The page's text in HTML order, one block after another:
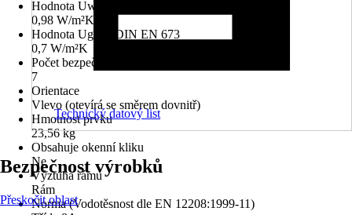
Hodnota Uw dle DIN EN 10077
0,98 W/m²K
Hodnota Ug dle DIN EN 673
0,7 W/m²K
Počet bezpečnostních kotevních plechů
7
Orientace
Vlevo (otevírá se směrem dovnitř)
Hmotnost prvku
23,56 kg
Obsahuje okenní kliku
Ne
Výztuha rámu
Rám
Norma (Vodotěsnost dle EN 12208:1999-11)
Technický datový list
Bezpečnost výrobků
Přeskočit oblast